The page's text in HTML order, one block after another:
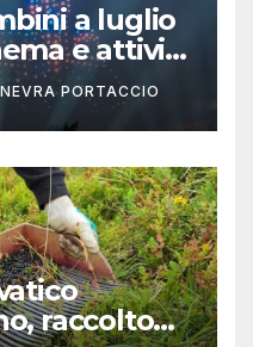
a luglio
e attività
PORTACCIO
raccolto